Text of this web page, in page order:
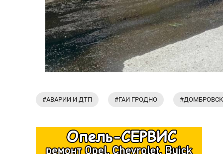
#АВАРИИ И ДТП #ГАИ ГРОДНО